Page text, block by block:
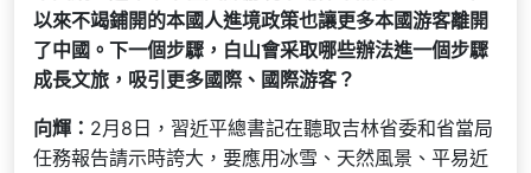
以來不竭鋪開的本國人進境政策也讓更多本國游客離開
了中國。下一個步驟，白山會采取哪些辦法進一個步驟
成長文旅，吸引更多國際、國際游客？
向輝： 2月8日，習近平總書記在聽取吉林省委和省當局
任務報告請示時誇大，要應用冰雪、天然風景、平易近